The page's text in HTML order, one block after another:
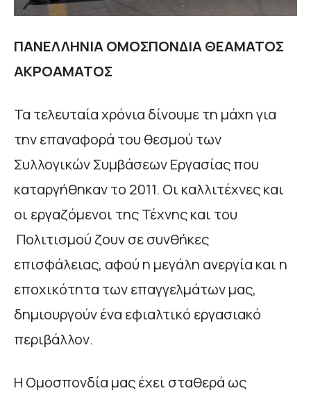
ΠΑΝΕΛΛΗΝΙΑ ΟΜΟΣΠΟΝΔΙΑ ΘΕΑΜΑΤΟΣ
ΑΚΡΟΑΜΑΤΟΣ
Τα τελευταία χρόνια δίνουμε τη μάχη για
την επαναφορά του θεσμού των
Συλλογικών Συμβάσεων Εργασίας που
καταργήθηκαν το 2011. Οι καλλιτέχνες και
οι εργαζόμενοι της Τέχνης και του
Πολιτισμού ζουν σε συνθήκες
επισφάλειας, αφού η μεγάλη ανεργία και η
εποχικότητα των επαγγελμάτων μας,
δημιουργούν ένα εφιαλτικό εργασιακό
περιβάλλον.
Η Ομοσπονδία μας έχει σταθερά ως